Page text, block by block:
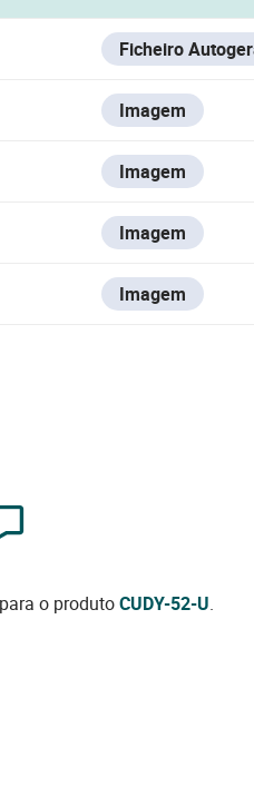
Ficheiro
Imagem
Imagem
Imagem
Imagem
o produtoCUDY-52-U.